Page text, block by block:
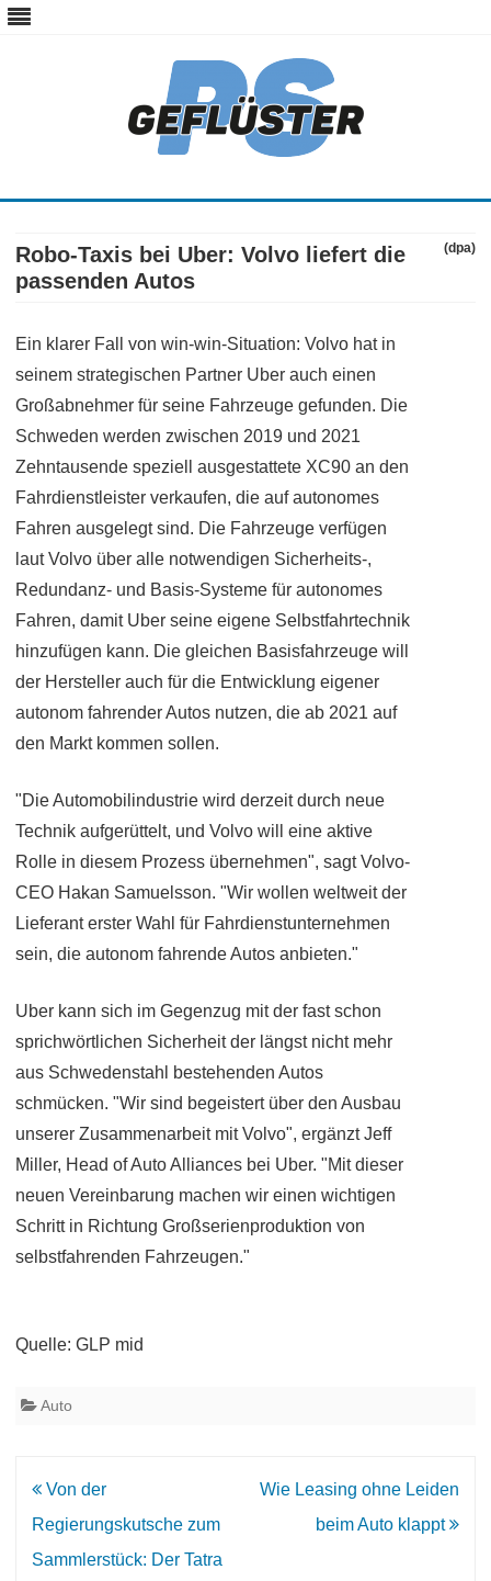
Skip
content
Robo-Taxis bei Uber: Volvo liefert die
passenden Autos
(dpa)
Ein klarer Fall von win-win-Situation: Volvo hat in
seinem strategischen Partner Uber auch einen
Großabnehmer für seine Fahrzeuge gefunden. Die
Schweden werden zwischen 2019 und 2021
Zehntausende speziell ausgestattete XC90 an den
Fahrdienstleister verkaufen, die auf autonomes
Fahren ausgelegt sind. Die Fahrzeuge verfügen
laut Volvo über alle notwendigen Sicherheits-,
Redundanz- und Basis-Systeme für autonomes
Fahren, damit Uber seine eigene Selbstfahrtechnik
hinzufügen kann. Die gleichen Basisfahrzeuge will
der Hersteller auch für die Entwicklung eigener
autonom fahrender Autos nutzen, die ab 2021 auf
den Markt kommen sollen.
"Die Automobilindustrie wird derzeit durch neue
Technik aufgerüttelt, und Volvo will eine aktive
Rolle in diesem Prozess übernehmen", sagt Volvo-
CEO Hakan Samuelsson. "Wir wollen weltweit der
Lieferant erster Wahl für Fahrdienstunternehmen
sein, die autonom fahrende Autos anbieten."
Uber kann sich im Gegenzug mit der fast schon
sprichwörtlichen Sicherheit der längst nicht mehr
aus Schwedenstahl bestehenden Autos
schmücken. "Wir sind begeistert über den Ausbau
unserer Zusammenarbeit mit Volvo", ergänzt Jeff
Miller, Head of Auto Alliances bei Uber. "Mit dieser
neuen Vereinbarung machen wir einen wichtigen
Schritt in Richtung Großserienproduktion von
selbstfahrenden Fahrzeugen."
Quelle: GLP mid
Auto
Beitrags-
Navigation
Von der
Regierungskutsche zum
Sammlerstück: Der Tatra
Wie Leasing ohne Leiden
beim Auto klappt